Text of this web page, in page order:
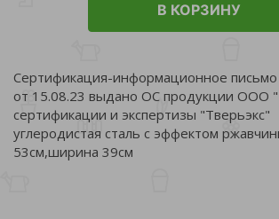
В КОРЗИНУ
Сертификация-информационное
от 15.08.23 выдано ОС продукции ООО
сертификации и экспертизы "Тверьэкс"
углеродистая сталь с эффектом
53см,ширина 39см